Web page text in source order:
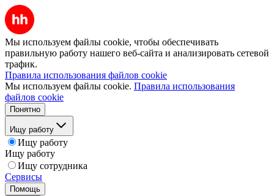
Мы используем файлы cookie, чтобы обеспечивать
правильную работу нашего веб-сайта и анализировать сетевой
трафик.
Правила использования файлов cookie
Мы используем файлы cookie. Правила использования
файлов cookie
Понятно
Ищу работу
Ищу работу
Ищу работу
Ищу сотрудника
Сервисы
Помощь